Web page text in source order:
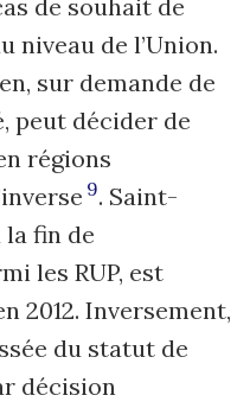
de souhait de
niveau de l’Union.
sur demande de
peut décider de
régions
9. Saint-
la fin de
les RUP, est
2012. Inversement,
du statut de
décision